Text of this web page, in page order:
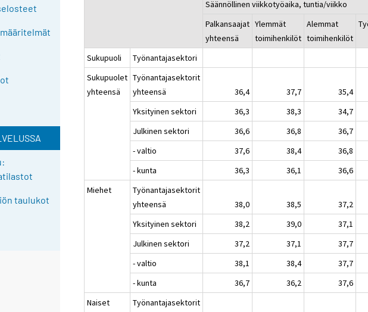
taulukot
Säännöllinen viikkotyöaika, tuntia/viikko
Palkansaajat
yhteensä
Ylemmät
toimihenkilöt
Alemmat
toimihenkilöt
Sukupuoli
Työnantajasektori
Sukupuolet
yhteensä
Työnantajasektorit
yhteensä
36,4 37,7 35,4
Yksityinen sektori
36,3 38,3 34,7
Julkinen sektori
36,6 36,8 36,7
- valtio
37,6 38,4 36,8
- kunta
36,3 36,1 36,6
Miehet
Työnantajasektorit
yhteensä
38,0 38,5 37,2
Yksityinen sektori
38,2 39,0 37,1
Julkinen sektori
37,2 37,1 37,7
- valtio
38,1 38,4 37,7
- kunta
36,7 36,2 37,6
Naiset
Työnantajasektorit